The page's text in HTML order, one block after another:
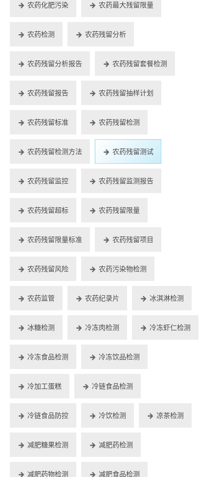
农药化肥污染 农药最大残留限量
农药检测 农药残留分析
农药残留分析报告 农药残留套餐检测
农药残留报告 农药残留抽样计划
农药残留标准 农药残留检测
农药残留检测方法 农药残留测试
农药残留监控 农药残留监测报告
农药残留超标 农药残留限量
农药残留限量标准 农药残留项目
农药残留风险 农药污染物检测
农药监管 农药纪录片 冰淇淋检测
冰糖检测 冷冻肉检测 冷冻虾仁检测
冷冻食品检测 冷冻饮品检测
冷加工蛋糕 冷链食品检测
冷链食品防控 冷饮检测 凉茶检测
减肥糖果检测 减肥药检测
减肥药物检测 减肥食品检测